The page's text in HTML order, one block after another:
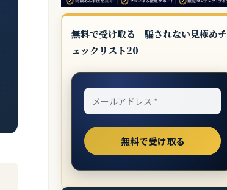
無料で受け取る｜騙されない見極めチ
ェックリスト20